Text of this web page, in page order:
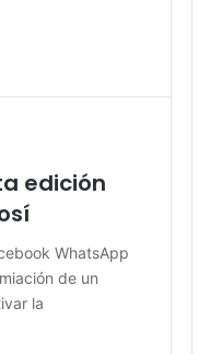
edición
WhatsApp
de un
la